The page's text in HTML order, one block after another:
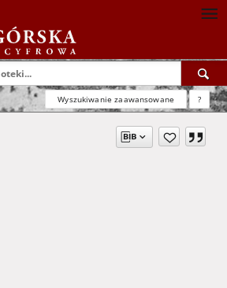
Wyszukiwanie zaawansowane ?